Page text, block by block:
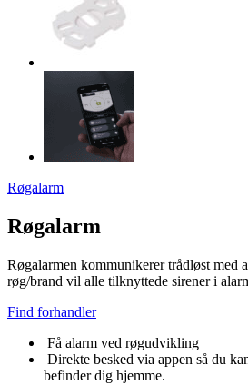
Røgalarm
Røgalarm
Røgalarmen kommunikerer trådløst med
røg/brand vil alle tilknyttede sirener i
Find forhandler
Få alarm ved røgudvikling
Direkte besked via appen så du
befinder dig hjemme.